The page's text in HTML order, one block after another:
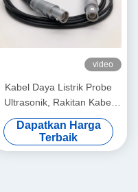
video
Kabel Daya Listrik Probe
Ultrasonik, Rakitan Kabel
Kustom Coaxial 6ft
Dapatkan Harga
Terbaik